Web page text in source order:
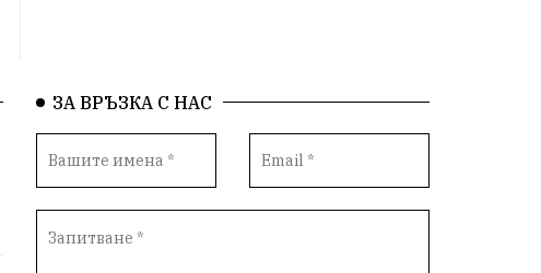
Заедно за България Актуално
За нашите деца
ЗА ВРЪЗКА С НАС